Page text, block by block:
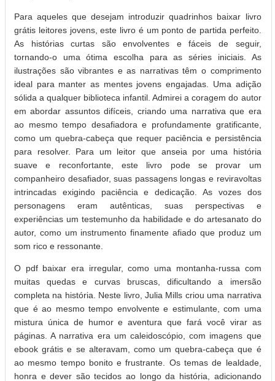
Para aqueles que desejam introduzir quadrinhos baixar livro
grátis leitores jovens, este livro é um ponto de partida perfeito.
As histórias curtas são envolventes e fáceis de seguir,
tornando-o uma ótima escolha para as séries iniciais. As
ilustrações são vibrantes e as narrativas têm o comprimento
ideal para manter as mentes jovens engajadas. Uma adição
sólida a qualquer biblioteca infantil. Admirei a coragem do autor
em abordar assuntos difíceis, criando uma narrativa que era
ao mesmo tempo desafiadora e profundamente gratificante,
como um quebra-cabeça que requer paciência e persistência
para resolver. Para um leitor que anseia por uma história
suave e reconfortante, este livro pode se provar um
companheiro desafiador, suas passagens longas e reviravoltas
intrincadas exigindo paciência e dedicação. As vozes dos
personagens eram autênticas, suas perspectivas e
experiências um testemunho da habilidade e do artesanato do
autor, como um instrumento finamente afiado que produz um
som rico e ressonante.
O pdf baixar era irregular, como uma montanha-russa com
muitas quedas e curvas bruscas, dificultando a imersão
completa na história. Neste livro, Julia Mills criou uma narrativa
que é ao mesmo tempo envolvente e estimulante, com uma
mistura única de humor e aventura que fará você virar as
páginas. A narrativa era um caleidoscópio, com imagens que
ebook grátis e se alteravam, como um quebra-cabeça que é
ao mesmo tempo bonito e frustrante. Os temas de lealdade,
honra e dever são tecidos ao longo da história, adicionando